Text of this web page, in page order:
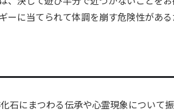
ーに当てられて体調を崩す危険性がある
石にまつわる伝承や心霊現象について振